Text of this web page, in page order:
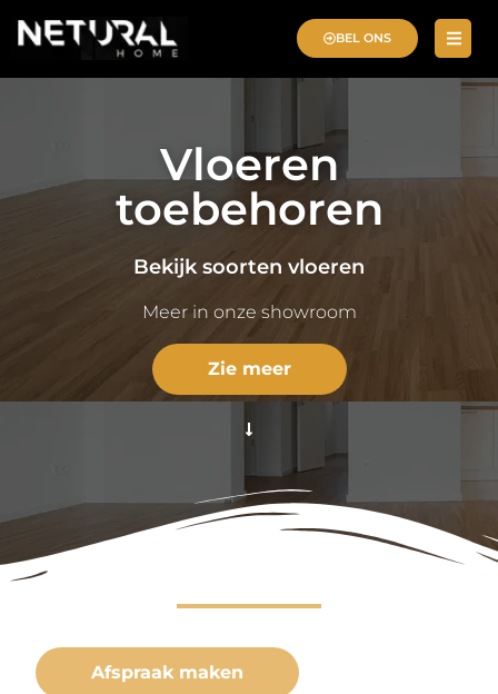
BEL ONS
Vloeren
toebehoren
Bekijk soorten vloeren
Meer in onze showroom
Zie meer
Afspraak maken